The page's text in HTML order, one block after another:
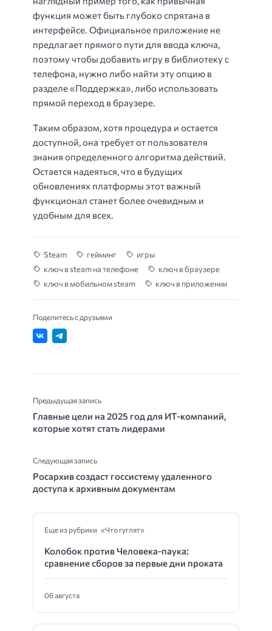
функция может быть глубоко спрятана в
интерфейсе. Официальное приложение не
предлагает прямого пути для ввода ключа,
поэтому чтобы добавить игру в библиотеку с
телефона, нужно либо найти эту опцию в
разделе «Поддержка», либо использовать
прямой переход в браузере.
Таким образом, хотя процедура и остается
доступной, она требует от пользователя
знания определенного алгоритма действий.
Остается надеяться, что в будущих
обновлениях платформы этот важный
функционал станет более очевидным и
удобным для всех.
Steam гейминг
игры
ключ в steam на телефоне
ключ в браузере
ключ в мобильном steam
ключ в приложении
Поделитесь с друзьями
Предыдущая запись
Главные цели на 2025 год для ИТ-компаний,
которые хотят стать лидерами
Следующая запись
Росархив создаст госсистему удаленного
доступа к архивным документам
Еще из рубрики «Что гуглят»
Колобок против Человека-паука:
сравнение сборов за первые дни проката
06 августа